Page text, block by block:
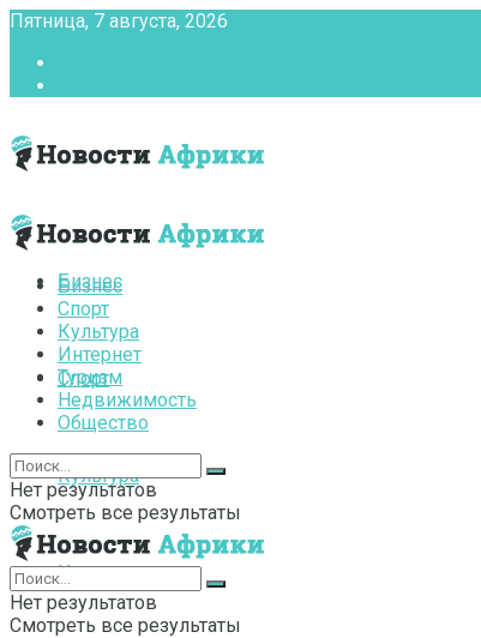
Пятница, 7 августа, 2026
Бизнес
Спорт
Культура
Интернет
Бизнес
Спорт
Культура
Интернет
Туризм
Недвижимость
Общество
Нет результатов
Смотреть все результаты
Нет результатов
Смотреть все результаты